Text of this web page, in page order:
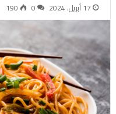
17 أبريل، 2024 0
190